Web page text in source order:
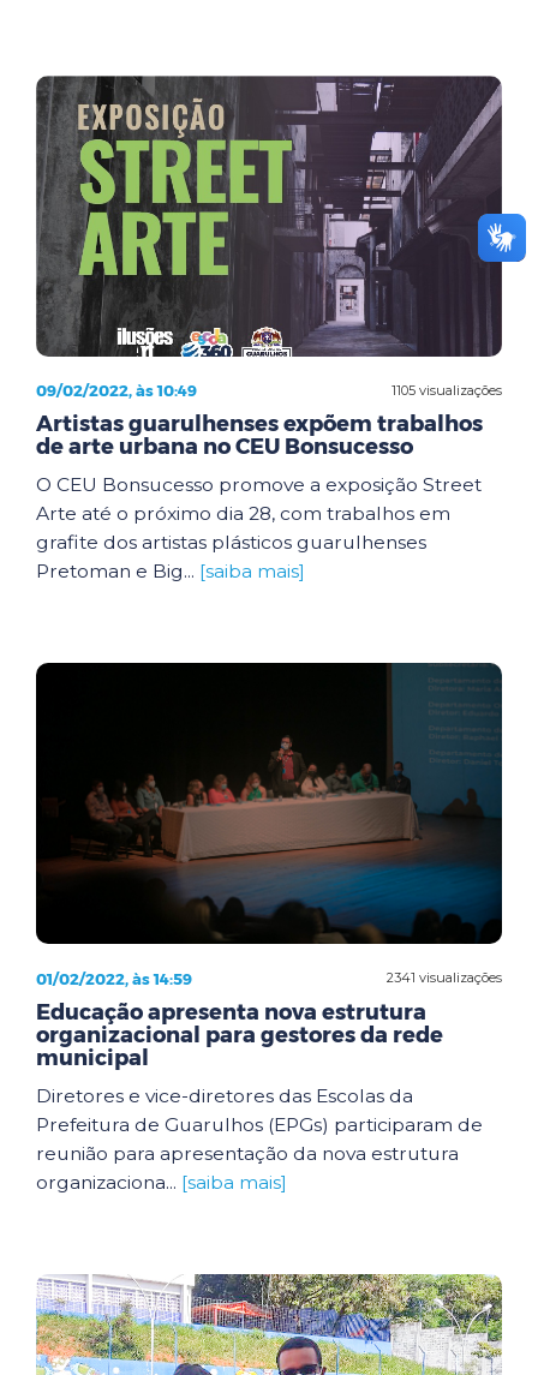
1105 visualizações
09/02/2022, às 10:49
Artistas guarulhenses expõem trabalhos
de arte urbana no CEU Bonsucesso
O CEU Bonsucesso promove a exposição Street
Arte até o próximo dia 28, com trabalhos em
grafite dos artistas plásticos guarulhenses
Pretoman e Big... [saiba mais]
2341 visualizações
01/02/2022, às 14:59
Educação apresenta nova estrutura
organizacional para gestores da rede
municipal
Diretores e vice-diretores das Escolas da
Prefeitura de Guarulhos (EPGs) participaram de
reunião para apresentação da nova estrutura
organizaciona... [saiba mais]